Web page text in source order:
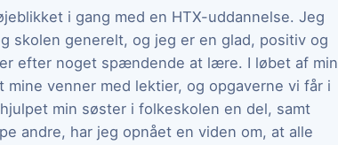
i gang med en HTX-uddannelse. Jeg
skolen generelt, og jeg er en glad, positiv og
efter noget spændende at lære. I løbet af min
venner med lektier, og opgaverne vi får i
min søster i folkeskolen en del, samt
andre, har jeg opnået en viden om, at alle